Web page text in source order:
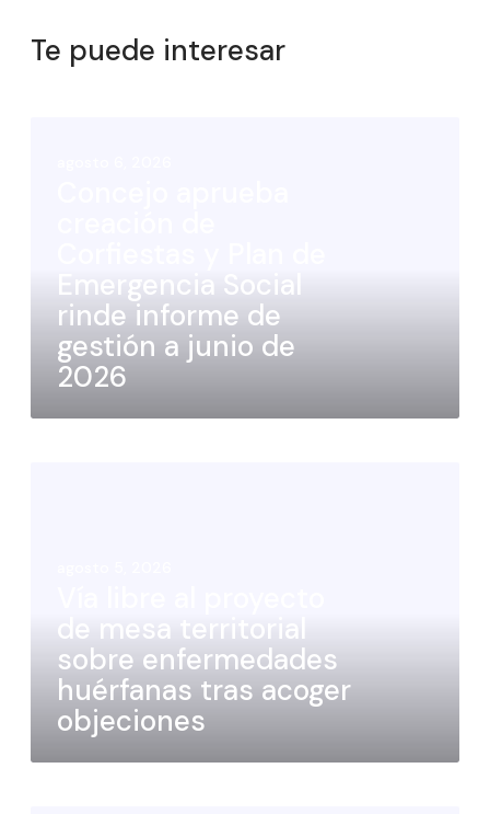
Te puede interesar
Emergencia Social
rinde informe de
gestión a junio de
2026
de mesa territorial
sobre enfermedades
huérfanas tras acoger
objeciones